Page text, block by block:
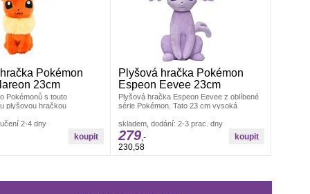
Pokémon
23cm
Pokémonů s touto
plyšovou hračkou
2-4 dny
Plyšová hračka Pokémon
Espeon Eevee 23cm
Plyšová hračka Espeon Eevee z oblíbené
série Pokémon. Tato 23 cm vysoká
skladem, dodání: 2-3 prac. dny
279,-
230,58